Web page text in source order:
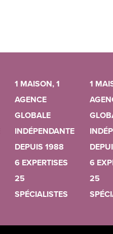
1 MAISON, 1
AGENCE
GLOBALE
INDÉPENDANTE
DEPUIS 1988
6 EXPERTISES
25
SPÉCIALISTES
1
6
25